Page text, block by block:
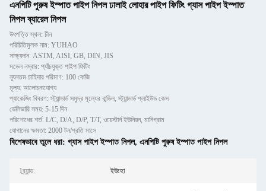
এনপিটি পুরুষ ইস্পাত পাইপ নিপল ঢালাই লোহার পাইপ ফিটিং গ্যাস পাইপ ইস্পাত
নিপল ব্যারেল নিপল
উৎপত্তি স্থল: চীন
পরিচিতিমুলক নাম: YUHAO
সাক্ষ্যদান: ASTM, AISI, GB, DIN, JIS
মডেল নম্বার: প্যাঁচযুক্ত পাইপ ফিটিং
ন্যূনতম চাহিদার পরিমাণ: 100 কেজি
মূল্য: আলোচনাযোগ্য
প্যাকেজিং বিবরণ: স্ট্যান্ডার্ড সমুদ্র মূল্যের বান্ডিল, স্ট্যান্ডার্ড প্লাইউড কেস
ডেলিভারি সময়: 5-15 দিন
পরিশোধের শর্ত: L/C, D/A, D/P, T/T, ওয়েস্টার্ন ইউনিয়ন, মানিগ্রাম
যোগানের ক্ষমতা: 2000 টন/প্রতি মাসে
বিশেষভাবে তুলে ধরা: গ্যাস পাইপ ইস্পাত নিপল, এনপিটি পুরুষ ইস্পাত পাইপ নিপল
1ব্র্যান্ড: ইউহো